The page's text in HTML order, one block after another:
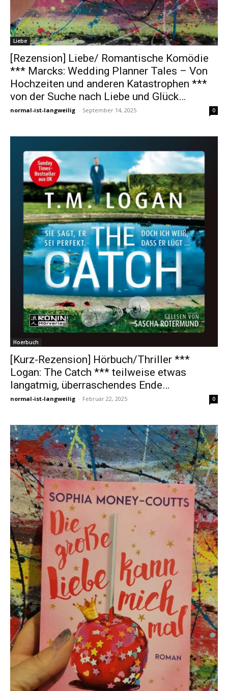
Liebe
[Rezension] Liebe/ Romantische Komödie
*** Marcks: Wedding Planner Tales – Von
Hochzeiten und anderen Katastrophen ***
von der Suche nach Liebe und Glück…
normal-ist-langweilig - September 14, 2025 0
Hoerbuch
[Kurz-Rezension] Hörbuch/Thriller ***
Logan: The Catch *** teilweise etwas
langatmig, überraschendes Ende…
normal-ist-langweilig - Februar 22, 2025 0